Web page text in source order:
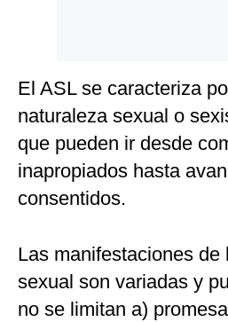
El ASL se caracteriza
naturaleza sexual o
que pueden ir desde
inapropiados hasta
consentidos.
Las manifestaciones de
sexual son variadas y
no se limitan a)